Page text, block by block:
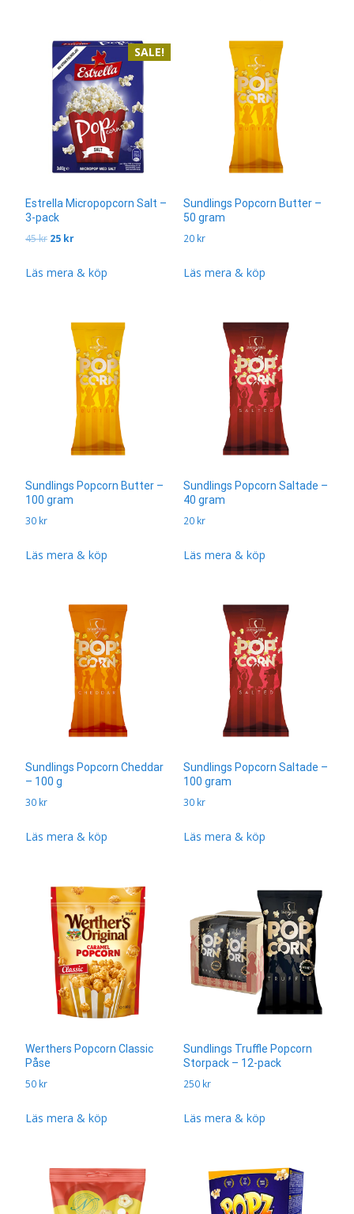
SALE!
Estrella Micropopcorn Salt –
3-pack
45kr Det
priset
25 krDet
priset
Läs mera & köp
Sundlings Popcorn Butter –
50 gram
20 kr
Läs mera & köp
Sundlings Popcorn Butter –
100 gram
30 kr
Läs mera & köp
Sundlings Popcorn Saltade –
40 gram
20 kr
Läs mera & köp
Sundlings Popcorn Cheddar
– 100 g
30 kr
Läs mera & köp
Sundlings Popcorn Saltade –
100 gram
30 kr
Läs mera & köp
Werthers Popcorn Classic
Påse
50 kr
Läs mera & köp
Sundlings Truffle Popcorn
Storpack – 12-pack
250 kr
Läs mera & köp